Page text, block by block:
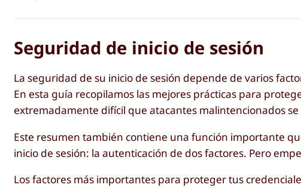
Seguridad de inicio de sesión
La seguridad de su inicio de sesión depende de varios
En esta guía recopilamos las mejores prácticas para
extremadamente difícil que atacantes malintencionados
Este resumen también contiene una función importante
inicio de sesión: la autenticación de dos factores. Pero
Los factores más importantes para proteger tus